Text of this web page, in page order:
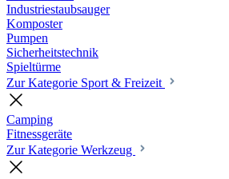
Industriestaubsauger
Komposter
Pumpen
Sicherheitstechnik
Spieltürme
Zur Kategorie Sport & Freizeit
Camping
Fitnessgeräte
Zur Kategorie Werkzeug